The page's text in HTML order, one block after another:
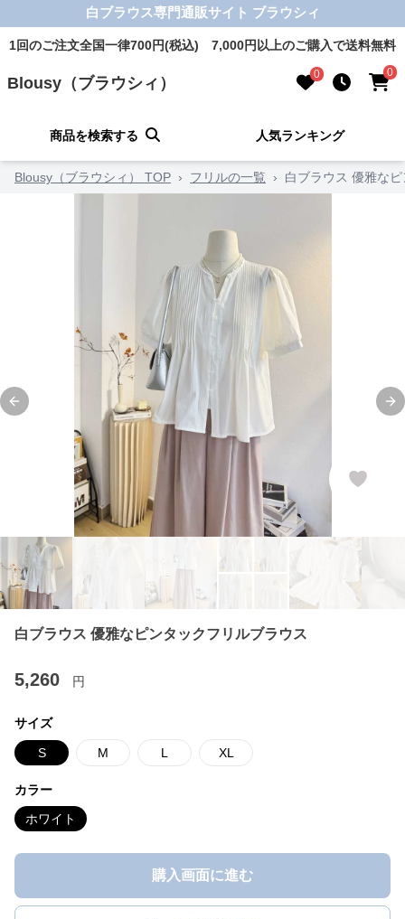
白ブラウス専門通販サイト ブラウシィ
1回のご注文全国一律700円(税込) 7,000円以上のご購入で送料無料
Blousy（ブラウシィ） 0 0
商品を検索する 人気ランキング
Blousy（ブラウシィ） TOP › フリルの一覧 › 白ブラウス 優雅な
Previous slide
白ブラウス 優雅なピンタックフリルブラウス
5,260 円
サイズ
S M L XL
カラー
ホワイト
購入画面に進む